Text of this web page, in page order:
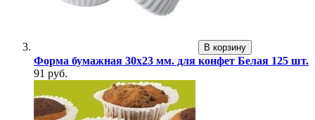
В корзину
Форма бумажная 30х23 мм. для конфет Белая 125 шт.
91 руб.